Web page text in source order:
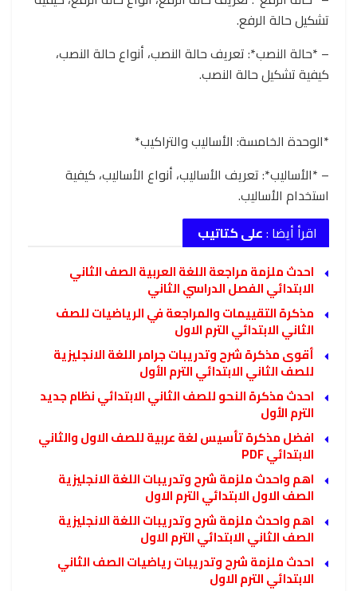
تشكيل حالة الرفع.
– *حالة النصب*: تعريف حالة النصب، أنواع حالة النصب،
كيفية تشكيل حالة النصب.
*الوحدة الخامسة: الأساليب والتراكيب*
– *الأساليب*: تعريف الأساليب، أنواع الأساليب، كيفية
استخدام الأساليب.
اقرأ أيضا :على كتاتيب
احدث ملزمة مراجعة اللغة العربية الصف الثاني
الابتدائي الفصل الدراسي الثاني
مذكرة التقييمات والمراجعة في الرياضيات للصف
الثاني الابتدائي الترم الاول
أقوى مذكرة شرح وتدريبات جرامر اللغة الانجليزية
للصف الثاني الابتدائي الترم الأول
احدث مذكرة النحو للصف الثاني الابتدائي نظام جديد
الترم الأول
افضل مذكرة تأسيس لغة عربية للصف الاول والثاني
الابتدائي PDF
اهم واحدث ملزمة شرح وتدريبات اللغة الانجليزية
الصف الاول الابتدائي الترم الاول
اهم واحدث ملزمة شرح وتدريبات اللغة الانجليزية
الصف الثاني الابتدائي الترم الاول
احدث ملزمة شرح وتدريبات رياضيات الصف الثاني
الابتدائي الترم الاول